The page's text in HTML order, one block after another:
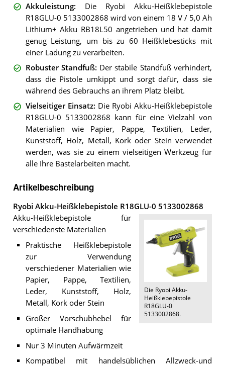
Akkuleistung: Die Ryobi Akku-Heißklebepistole
R18GLU-0 5133002868 wird von einem 18 V / 5,0 Ah
Lithium+ Akku RB18L50 angetrieben und hat damit
genug Leistung, um bis zu 60 Heißklebesticks mit
einer Ladung zu verarbeiten.
Robuster Standfuß: Der stabile Standfuß verhindert,
dass die Pistole umkippt und sorgt dafür, dass sie
während des Gebrauchs an ihrem Platz bleibt.
Vielseitiger Einsatz: Die Ryobi Akku-Heißklebepistole
R18GLU-0 5133002868 kann für eine Vielzahl von
Materialien wie Papier, Pappe, Textilien, Leder,
Kunststoff, Holz, Metall, Kork oder Stein verwendet
werden, was sie zu einem vielseitigen Werkzeug für
alle Ihre Bastelarbeiten macht.
Artikelbeschreibung
Ryobi Akku-Heißklebepistole R18GLU-0 5133002868
Die Ryobi Akku-
Heißklebepistole
R18GLU-0
5133002868.
Akku-Heißklebepistole für
verschiedenste Materialien
Praktische Heißklebepistole
zur Verwendung
verschiedener Materialien wie
Papier, Pappe, Textilien,
Leder, Kunststoff, Holz,
Metall, Kork oder Stein
Großer Vorschubhebel für
optimale Handhabung
Nur 3 Minuten Aufwärmzeit
Kompatibel mit handelsüblichen Allzweck-und